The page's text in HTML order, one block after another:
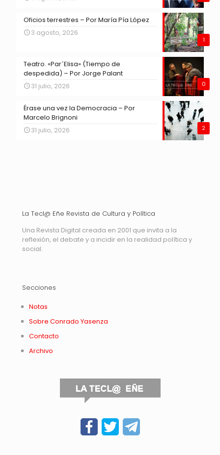
1
Oficios terrestres – Por María Pía López
3 agosto, 2026
0
Teatro. «Par´Elisa» (Tiempo de
despedida) – Por Jorge Palant
31 julio, 2026
2
Érase una vez la Democracia – Por
Marcelo Brignoni
31 julio, 2026
La Tecl@ Eñe Revista de Cultura y Política
Una Revista Digital creada en 2001 que invita a la
reflexión, el debate y a incidir en la realidad política y
social.
Secciones
Notas
Sobre Conrado Yasenza
Contacto
Archivo